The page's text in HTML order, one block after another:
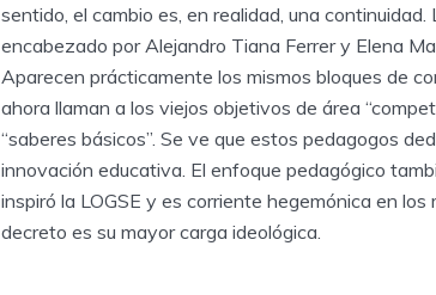
sentido, el cambio es, en realidad, una
encabezado por Alejandro Tiana Ferrer y Elena
Aparecen prácticamente los mismos bloques de
ahora llaman a los viejos objetivos de área
“saberes básicos”. Se ve que estos pedagogos
innovación educativa. El enfoque pedagógico
inspiró la LOGSE y es corriente hegemónica en
decreto es su mayor carga ideológica.